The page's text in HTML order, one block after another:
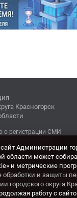
Красногорск
о регистрации СМИ
Московская
4.
Администрации
области может
и метрические
обработки и защиты
городского округа
работу с